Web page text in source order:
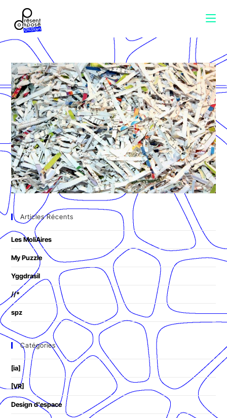
Articles Récents
Les MoliAires
My Puzzle
Yggdrasil
//*
spz
Catégories
[ia]
[VR]
Design d'espace